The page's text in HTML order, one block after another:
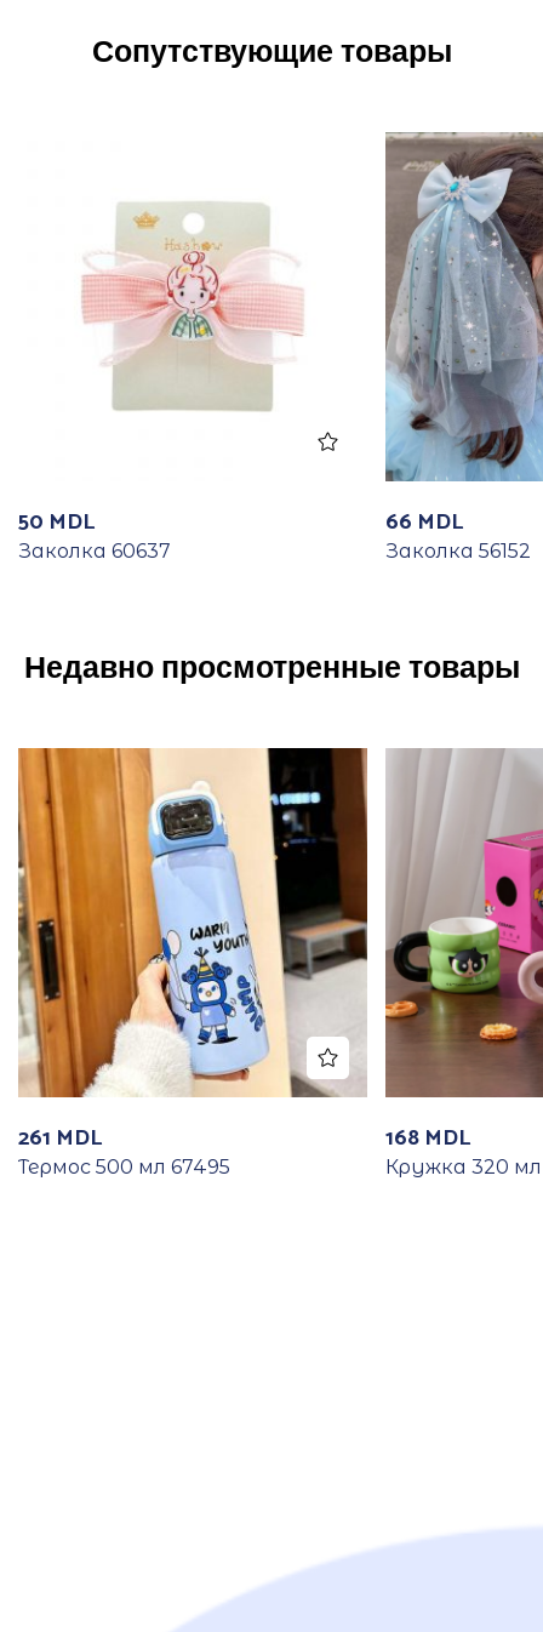
Сопутствующие товары
50 MDL
Заколка 60637
66 MDL
Заколка 56152
Недавно просмотренные товары
261 MDL
Термос 500 мл 67495
168 MDL
Кружка 320 мл